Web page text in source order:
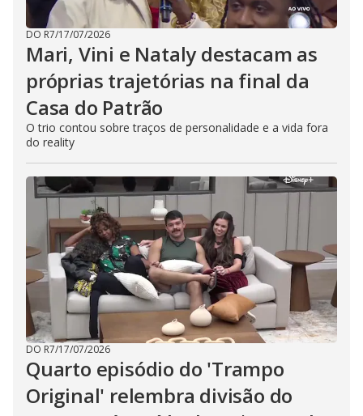
DO R7/17/07/2026
Mari, Vini e Nataly destacam as
próprias trajetórias na final da
Casa do Patrão
O trio contou sobre traços de personalidade e a vida fora
do reality
DO R7/17/07/2026
Quarto episódio do 'Trampo
Original' relembra divisão do